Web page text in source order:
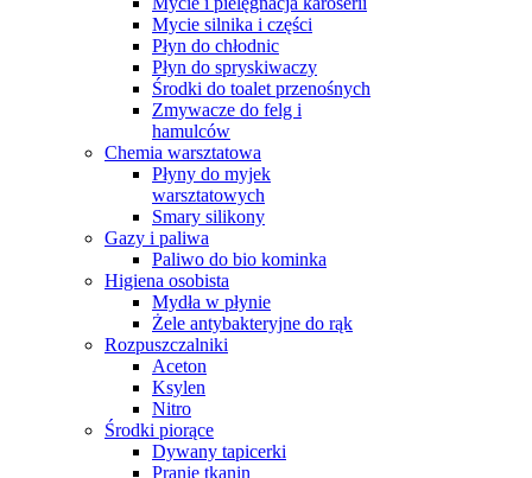
Mycie silnika i części
Płyn do chłodnic
Płyn do spryskiwaczy
Środki do toalet przenośnych
Zmywacze do felg i
hamulców
Chemia warsztatowa
Płyny do myjek
warsztatowych
Smary silikony
Gazy i paliwa
Paliwo do bio kominka
Higiena osobista
Mydła w płynie
Żele antybakteryjne do rąk
Rozpuszczalniki
Aceton
Ksylen
Nitro
Środki piorące
Dywany tapicerki
Pranie tkanin